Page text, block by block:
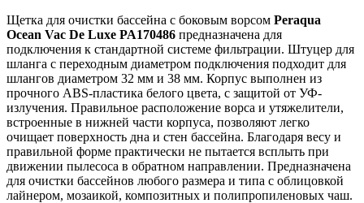
Щетка для очистки бассейна с боковым ворсом Peraqua
Ocean Vac De Luxe PA170486 предназначена для
подключения к стандартной системе фильтрации. Штуцер для
шланга с переходным диаметром подключения подходит для
шлангов диаметром 32 мм и 38 мм. Корпус выполнен из
прочного ABS-пластика белого цвета, с защитой от УФ-
излучения. Правильное расположение ворса и утяжелители,
встроенные в нижней части корпуса, позволяют легко
очищает поверхность дна и стен бассейна. Благодаря весу и
правильной форме практически не пытается всплыть при
движении пылесоса в обратном направлении. Предназначена
для очистки бассейнов любого размера и типа с облицовкой
лайнером, мозаикой, композитных и полипропиленовых чаш.